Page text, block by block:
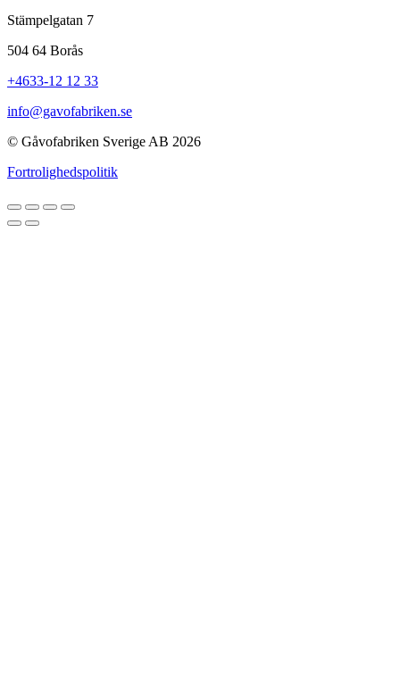
Stämpelgatan 7
504 64 Borås
+4633-12 12 33
info@gavofabriken.se
© Gåvofabriken Sverige AB 2026
Fortrolighedspolitik